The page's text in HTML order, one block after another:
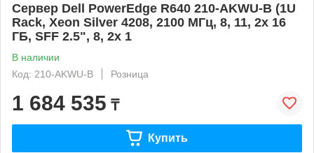
Сервер Dell PowerEdge R640 210-AKWU-B (1U
Rack, Xeon Silver 4208, 2100 МГц, 8, 11, 2x 16
ГБ, SFF 2.5", 8, 2x 1
В наличии
Код: 210-AKWU-B
Розница
1 684 535 ₸
Купить